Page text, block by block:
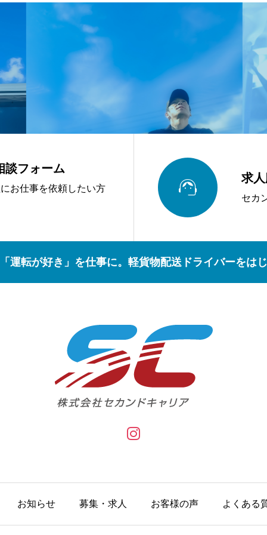
談フォーム
お仕事を依頼したい方  求
セカ
運転が好き」を仕事に。軽貨物配送ドライバーをは
お知らせ 募集・求人 お客様の声 よくある